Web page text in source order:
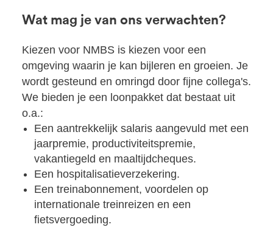
Wat mag je van ons verwachten?
Kiezen voor NMBS is kiezen voor een
omgeving waarin je kan bijleren en groeien. Je
wordt gesteund en omringd door fijne collega's.
We bieden je een loonpakket dat bestaat uit
o.a.:
Een aantrekkelijk salaris aangevuld met een
jaarpremie, productiviteitspremie,
vakantiegeld en maaltijdcheques.
Een hospitalisatieverzekering.
Een treinabonnement, voordelen op
internationale treinreizen en een
fietsvergoeding.